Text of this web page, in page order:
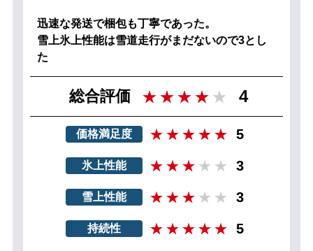
迅速な発送で梱包も丁寧であった。
雪上氷上性能は雪道走行がまだないので3とし
た
総合評価 4
価格満足度 5
氷上性能 3
雪上性能 3
持続性 5